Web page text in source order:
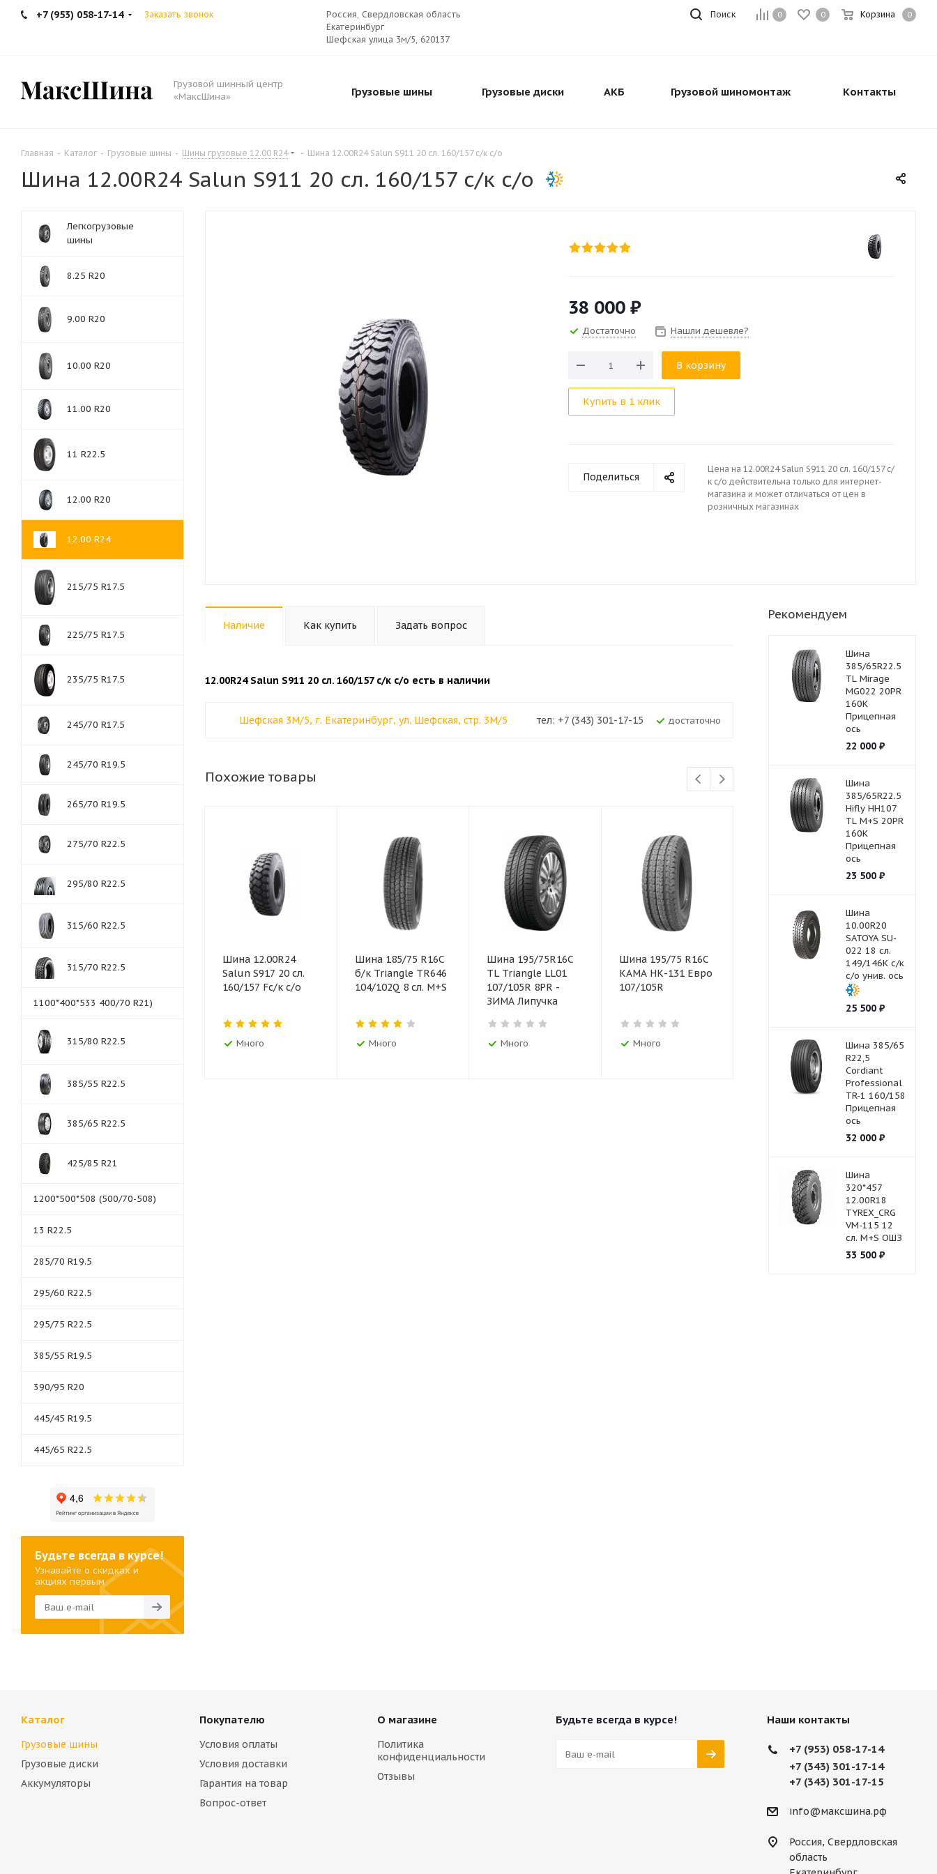
+7 (953) 058-17-14 Заказать звонок 0 0 Корзина 0
Россия, Свердловская область
Екатеринбург
Шефская улица 3м/5, 620137
Поиск
Грузовой шинный центр
«МаксШина»
Грузовые шины Грузовые диски АКБ Грузовой шиномонтаж Контакты
Главная - Каталог - Грузовые шины - Шины грузовые 12.00 R24 - Шина 12.00R24 Salun S911 20 сл. 160/157 с/к с/о
Шина 12.00R24 Salun S911 20 сл. 160/157 с/к с/о
38 000 ₽
Достаточно Нашли дешевле?
В корзину
Купить в 1 клик
Поделиться
Цена на 12.00R24 Salun S911 20 сл. 160/157 с/
к с/о действительна только для интернет-
магазина и может отличаться от цен в
розничных магазинах
Наличие Как купить Задать вопрос
12.00R24 Salun S911 20 сл. 160/157 с/к с/о есть в наличии
тел: +7 (343) 301-17-15 Достаточно
Шефская 3М/5, г. Екатеринбург, ул. Шефская, стр. 3М/5
Похожие товары
Шина 12.00R24
Salun S917 20 сл.
160/157 Fс/к с/о
Много
Шина 185/75 R16C
б/к Triangle TR646
104/102Q 8 сл. M+S
Много
Шина 195/75R16С
TL Triangle LL01
107/105R 8PR -
ЗИМА Липучка
Много
Шина 195/75 R16С
КАМА НК-131 Евро
107/105R
Много
Шина 235/55 R17
Достаточно
Шина 225/
б/к Кама-
Много
Рекомендуем
Шина
385/65R22.5
TL Mirage
MG022 20PR
160K
Прицепная
ось
22 000₽
Шина
385/65R22.5
Hifly HH107
TL M+S 20PR
160K
Прицепная
ось
23 500₽
Шина
10.00R20
SATOYA SU-
022 18 сл.
149/146К с/к
с/о унив. ось
25 500₽
Шина 385/65
R22,5
Cordiant
Professional
TR-1 160/158
Прицепная
ось
32 000₽
Шина
320*457
12.00R18
TYREX_CRG
VM-115 12
сл. M+S ОШЗ
33 500₽
Легкогрузовые
шины
8.25 R20
9.00 R20
10.00 R20
11.00 R20
11 R22.5
12.00 R20
12.00 R24
215/75 R17.5
225/75 R17.5
235/75 R17.5
245/70 R17.5
245/70 R19.5
265/70 R19.5
275/70 R22.5
295/80 R22.5
315/60 R22.5
315/70 R22.5
1100*400*533 400/70 R21)
315/80 R22.5
385/55 R22.5
385/65 R22.5
425/85 R21
1200*500*508 (500/70-508)
13 R22.5
285/70 R19.5
295/60 R22.5
295/75 R22.5
385/55 R19.5
390/95 R20
445/45 R19.5
445/65 R22.5
Будьте всегда в курсе!
Узнавайте о скидках и
акциях первым
Каталог
Грузовые шины
Грузовые диски
Аккумуляторы
Покупателю
Условия оплаты
Условия доставки
Гарантия на товар
Вопрос-ответ
О магазине
Политика
конфиденциальности
Отзывы
Будьте всегда в курсе! Наши контакты
+7 (953) 058-17-14
+7 (343) 301-17-14
+7 (343) 301-17-15
info@максшина.рф
Россия, Свердловская
область